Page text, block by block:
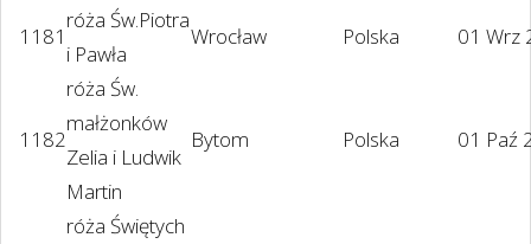
1181
róża Św.Piotra
i Pawła
Wrocław Polska 01 Wrz
1182
róża Św.
małżonków
Zelia i Ludwik
Martin
Bytom Polska 01 Paź
róża Świętych